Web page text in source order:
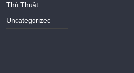
Thủ Thuật
Uncategorized